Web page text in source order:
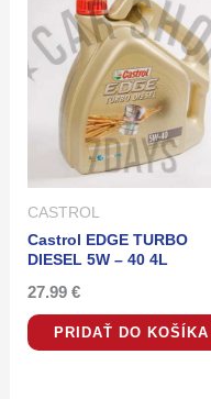
CASTROL
Castrol EDGE TURBO
DIESEL 5W – 40 4L
27.99€
PRIDAŤ DO KOŠÍKA